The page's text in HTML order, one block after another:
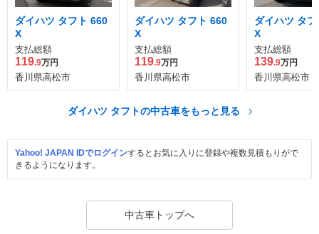
ダイハツ タフト 660
X
支払総額
119.9万円
香川県高松市
ダイハツ タフト 660
X
支払総額
119.9万円
香川県高松市
ダイハツ タ
X
支払総額
139.9万円
香川県高松市
ダイハツ タフトの中古車をもっと見る
Yahoo! JAPAN IDでログインするとお気に入りに登録や複数見積もりがで
きるようになります。
中古車トップへ